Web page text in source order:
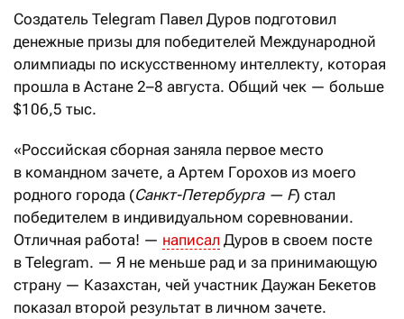
Создатель Telegram Павел Дуров подготовил
денежные призы для победителей Международной
олимпиады по искусственному интеллекту, которая
прошла в Астане 2–8 августа. Общий чек — больше
$106,5 тыс.
«Российская сборная заняла первое место
в командном зачете, а Артем Горохов из моего
родного города (Санкт-Петербурга — F) стал
победителем в индивидуальном соревновании.
Отличная работа! — написал Дуров в своем посте
в Telegram. — Я не меньше рад и за принимающую
страну — Казахстан, чей участник Даужан Бекетов
показал второй результат в личном зачете.